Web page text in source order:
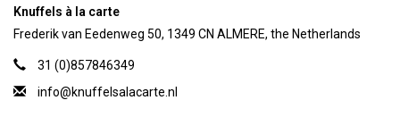
Knuffels à la carte
Frederik van Eedenweg 50, 1349 CN ALMERE, the Netherlands
31 (0)857846349
info@knuffelsalacarte.nl